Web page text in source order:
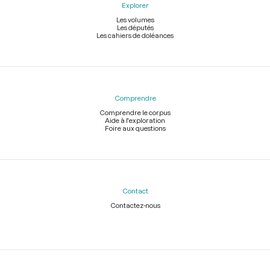
Explorer
Les volumes
Les députés
Les cahiers de doléances
Comprendre
Comprendre le corpus
Aide à l'exploration
Foire aux questions
Contact
Contactez-nous
Légal